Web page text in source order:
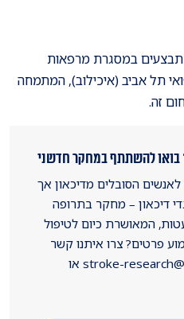
מתבצעים במסגרת מרפאות
תל אביב (איכילוב), המתמחה
זה.
בואו להשתתף במחקר חדשני
הסובלים מדיכאון אך
דיכאון – מחקר בתרופה
המאושרת כיום לטיפול
פרטים? צרו איתנו קשר
עוד היום: במייל: stroke-research@tlvmc.gov.il או